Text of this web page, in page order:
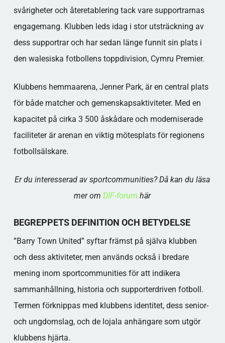
svårigheter och återetablering tack vare supportrarnas
engagemang. Klubben leds idag i stor utsträckning av
dess supportrar och har sedan länge funnit sin plats i
den walesiska fotbollens toppdivision, Cymru Premier.
Klubbens hemmaarena, Jenner Park, är en central plats
för både matcher och gemenskapsaktiviteter. Med en
kapacitet på cirka 3 500 åskådare och moderniserade
faciliteter är arenan en viktig mötesplats för regionens
fotbollsälskare.
Er du interesserad av sportcommunities? Då kan du läsa
mer omDIF-forum här
BEGREPPETS DEFINITION OCH BETYDELSE
”Barry Town United” syftar främst på själva klubben
och dess aktiviteter, men används också i bredare
mening inom sportcommunities för att indikera
sammanhållning, historia och supporterdriven fotboll.
Termen förknippas med klubbens identitet, dess senior-
och ungdomslag, och de lojala anhängare som utgör
klubbens hjärta.